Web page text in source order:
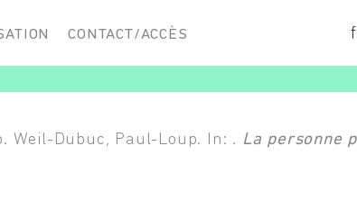
CONTACT/ACCÈS
Weil-Dubuc, Paul-Loup. In: . La personne